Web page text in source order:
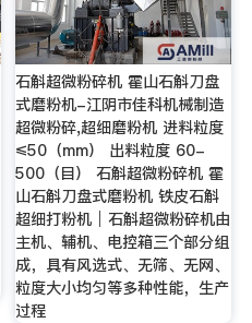
石斛超微粉碎机 霍山石斛刀盘
式磨粉机-江阴市佳科机械制造
超微粉碎,超细磨粉机 进料粒度
≤50（mm） 出料粒度 60-
500（目） 石斛超微粉碎机 霍
山石斛刀盘式磨粉机 铁皮石斛
超细打粉机│石斛超微粉碎机由
主机、辅机、电控箱三个部分组
成，具有风选式、无筛、无网、
粒度大小均匀等多种性能，生产
过程